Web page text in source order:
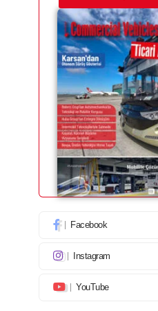
Facebook
Instagram
YouTube